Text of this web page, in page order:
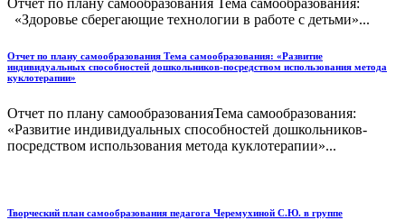
Отчет по плану самообразования Тема самообразования:
«Здоровье сберегающие технологии в работе с детьми»...
Отчет по плану самообразования Тема самообразования: «Развитие
индивидуальных способностей дошкольников-посредством использования метода
куклотерапии»
Отчет по плану самообразованияТема самообразования:
«Развитие индивидуальных способностей дошкольников-
посредством использования метода куклотерапии»...
Творческий план самообразования педагога Черемухиной С.Ю. в группе